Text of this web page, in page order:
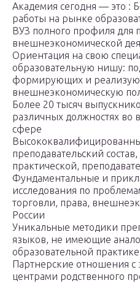
Академия сегодня — это :
работы на рынке
ВУЗ полного профиля для
внешнеэкономической
Ориентация на свою
образовательную нишу:
формирующих и
внешнеэкономическую
Более 20 тысяч
различных должностях во
сфере
преподавательский
практической,
Фундаментальные и
исследования по
торговли, права,
России
Уникальные методики
языков, не имеющие
образовательной практике
Партнерские отношения
центрами родственного